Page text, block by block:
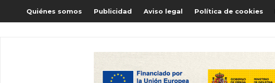
Quiénes somos Publicidad Aviso legal Política de cookies